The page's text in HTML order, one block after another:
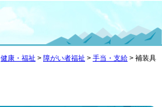
健康・福祉 > 障がい者福祉 > 手当・支給 > 補装具